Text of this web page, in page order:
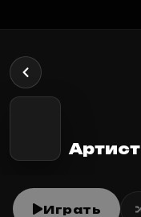
Артист
Играть